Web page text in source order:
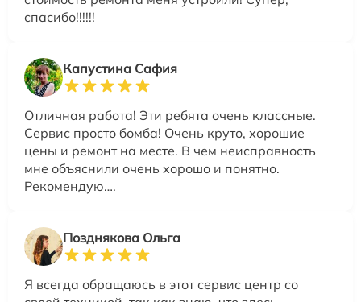
спасибо!!!!!!
Капустина Сафия
Отличная работа! Эти ребята очень классные.
Сервис просто бомба! Очень круто, хорошие
цены и ремонт на месте. В чем неисправность
мне объяснили очень хорошо и понятно.
Рекомендую….
Позднякова Ольга
Я всегда обращаюсь в этот сервис центр со